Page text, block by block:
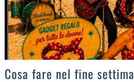
>
Cosa fare nel fine